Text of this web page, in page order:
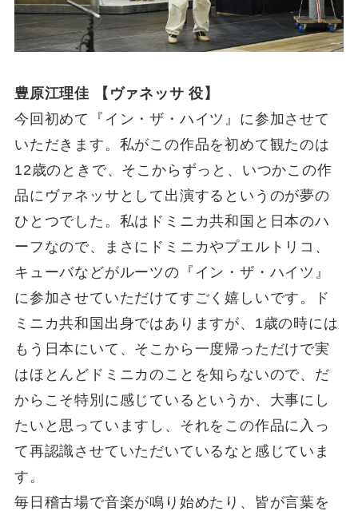
豊原江理佳 【ヴァネッサ 役】
今回初めて『イン・ザ・ハイツ』に参加させて
いただきます。私がこの作品を初めて観たのは
12歳のときで、そこからずっと、いつかこの作
品にヴァネッサとして出演するというのが夢の
ひとつでした。私はドミニカ共和国と日本のハ
ーフなので、まさにドミニカやプエルトリコ、
キューバなどがルーツの『イン・ザ・ハイツ』
に参加させていただけてすごく嬉しいです。ド
ミニカ共和国出身ではありますが、1歳の時には
もう日本にいて、そこから一度帰っただけで実
はほとんどドミニカのことを知らないので、だ
からこそ特別に感じているというか、大事にし
たいと思っていますし、それをこの作品に入っ
て再認識させていただいているなと感じていま
す。
毎日稽古場で音楽が鳴り始めたり、皆が言葉を